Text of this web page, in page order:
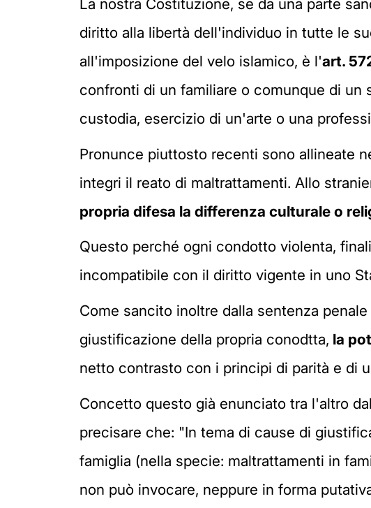
La nostra Costituzione, se da una parte
diritto alla libertà dell'individuo in tutte le
all'imposizione del velo islamico, è l'art.
confronti di un familiare o comunque di un
custodia, esercizio di un'arte o una
Pronunce piuttosto recenti sono allineate
integri il reato di maltrattamenti. Allo
propria difesa la differenza culturale o
Questo perché ogni condotto violenta,
incompatibile con il diritto vigente in uno
Come sancito inoltre dalla sentenza
giustificazione della propria conodtta, la
netto contrasto con i principi di parità e di
Concetto questo già enunciato tra l'altro
precisare che: "In tema di cause di
famiglia (nella specie: maltrattamenti in
non può invocare, neppure in forma